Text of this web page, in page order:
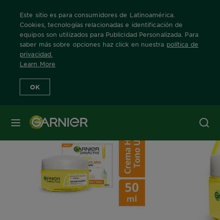
Este sitio es para consumidores de Latinoamérica.
Cookies, tecnologías relacionadas e identificación de
equipos son utilizados para Publicidad Personalizada. Para
saber más sobre opciones haz click en nuestra política de
privacidad
Learn More
OK
MENÚ
Home Nuestras Marcas